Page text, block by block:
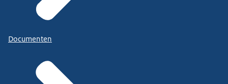
Documenten